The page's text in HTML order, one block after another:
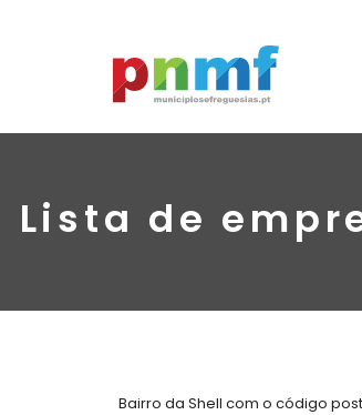
Lista de
Bairro da Shell com o código